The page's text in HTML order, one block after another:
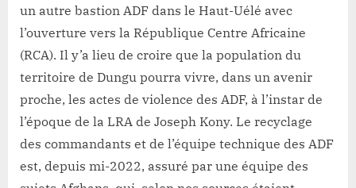
un autre bastion ADF dans le Haut-Uélé avec
l’ouverture vers la République Centre Africaine
(RCA). Il y’a lieu de croire que la population du
territoire de Dungu pourra vivre, dans un avenir
proche, les actes de violence des ADF, à l’instar de
l’époque de la LRA de Joseph Kony. Le recyclage
des commandants et de l’équipe technique des ADF
est, depuis mi-2022, assuré par une équipe des